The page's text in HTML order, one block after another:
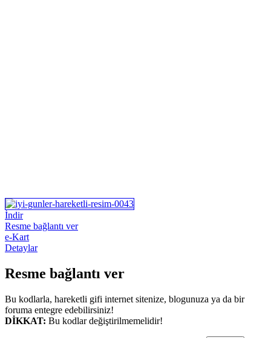
İndir
Resme bağlantı ver
e-Kart
Detaylar
Resme bağlantı ver
Bu kodlarla, hareketli gifi internet sitenize, blogunuza ya da bir
foruma entegre edebilirsiniz!
DİKKAT: Bu kodlar değiştirilmemelidir!